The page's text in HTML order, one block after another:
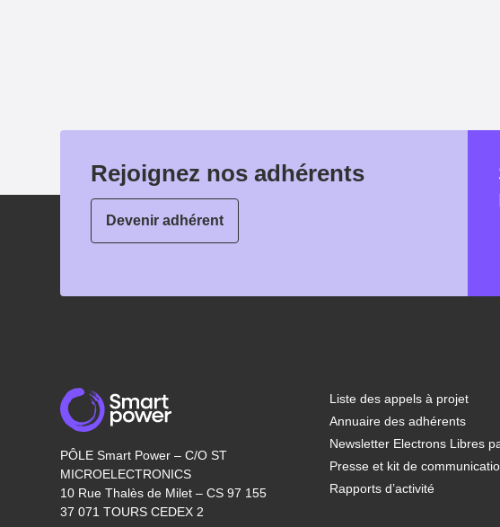
Rejoignez nos adhérents
Devenir adhérent
PÔLE Smart Power – C/O ST
MICROELECTRONICS
10 Rue Thalès de Milet – CS 97 155
37 071 TOURS CEDEX 2
Liste des appels à projet
Annuaire des adhérents
Newsletter Electrons Libres
Presse et kit de
Rapports d’activité